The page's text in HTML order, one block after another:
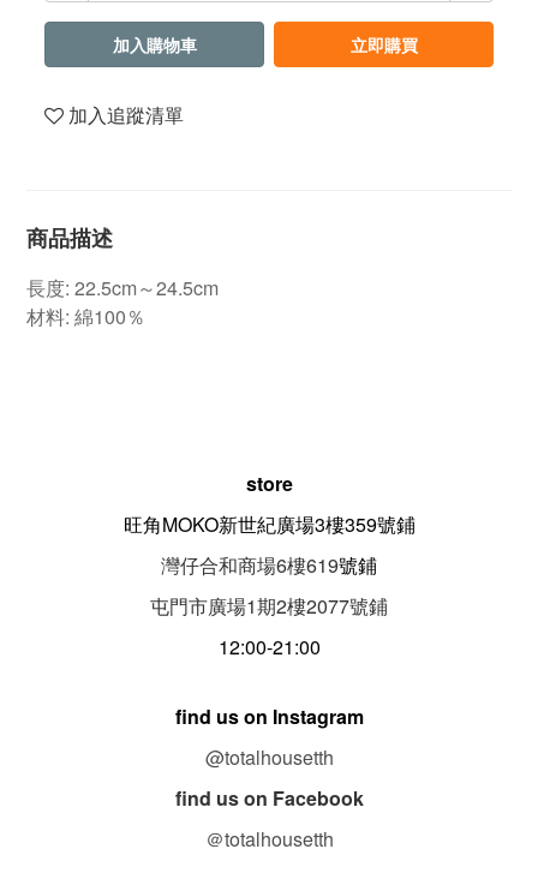
加入購物車 立即購買
加入追蹤清單
商品描述
長度: 22.5cm～24.5cm
材料: 綿100％
store
旺角MOKO新世紀廣場3樓359號鋪
灣仔合和商場6樓619號鋪
屯門市廣場1期2樓2077號鋪
12:00-21:00
find us on Instagram
@totalhousetth
find us on Facebook
＠totalhousetth